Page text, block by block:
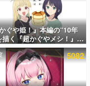
ング
かぐや姫！』本編の“10年
描く『超かぐやメシ！』
載決定。新たなWebマン
ベル「ビビビコミック」
別話が掲載スタート、あ
話には…まだ続きがある！
5082